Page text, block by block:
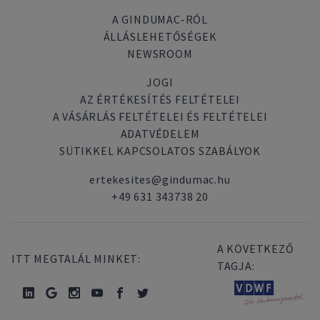
A GINDUMAC-RÓL
ÁLLÁSLEHETŐSÉGEK
NEWSROOM
JOGI
AZ ÉRTÉKESÍTÉS FELTÉTELEI
A VÁSÁRLÁS FELTÉTELEI ÉS FELTÉTELEI
ADATVÉDELEM
SÜTIKKEL KAPCSOLATOS SZABÁLYOK
ertekesites@gindumac.hu
+49 631 343738 20
ITT MEGTALÁL MINKET:
A KÖVETKEZŐ
TAGJA: